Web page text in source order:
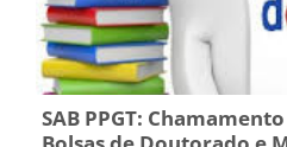
SAB PPGT: